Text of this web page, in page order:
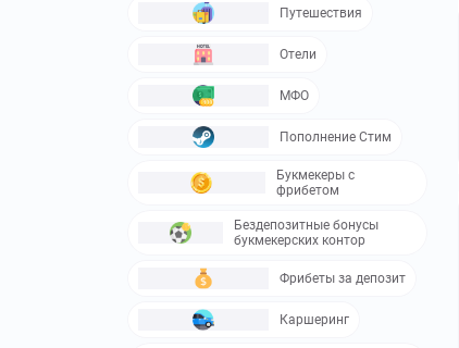
Путешествия
Отели
МФО
Пополнение Стим
Букмекеры с
фрибетом
Бездепозитные бонусы
букмекерских контор
Фрибеты за депозит
Каршеринг